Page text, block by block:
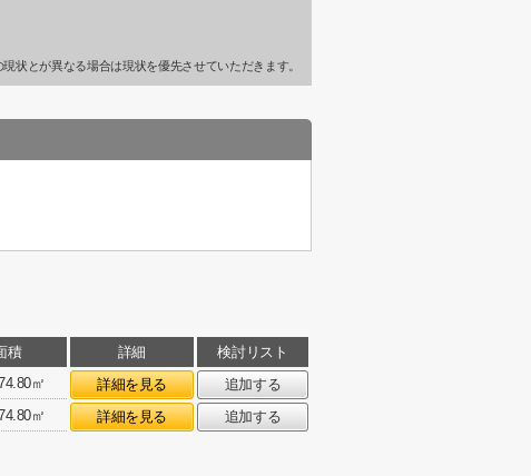
状とが異なる場合は現状を優先させていただきます。
積 詳細
検討リスト
㎡ 詳細を見る
追加する
㎡ 詳細を見る 追加する